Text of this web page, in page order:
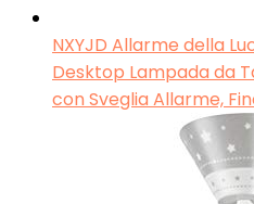
NXYJD Allarme della
Desktop Lampada da
con Sveglia Allarme,